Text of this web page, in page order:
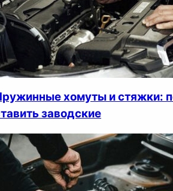
хомуты и стяжки:
заводские